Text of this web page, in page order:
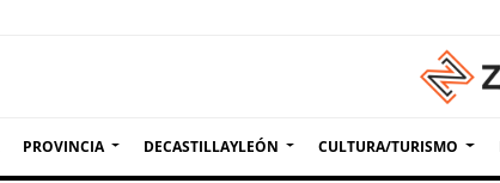
PROVINCIA DECASTILLAYLEÓN CULTURA/TURISMO